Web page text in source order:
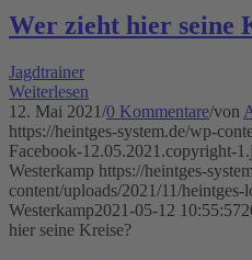
Wer zieht hier seine
Jagdtrainer
Weiterlesen
12. Mai 2021/0 Kommentare/von
https://heintges-system.de/wp-
Facebook-12.05.2021.copyright-
Westerkamp https://heintges-
content/uploads/2021/11/heintges-
Westerkamp2021-05-12 10:55:57
hier seine Kreise?